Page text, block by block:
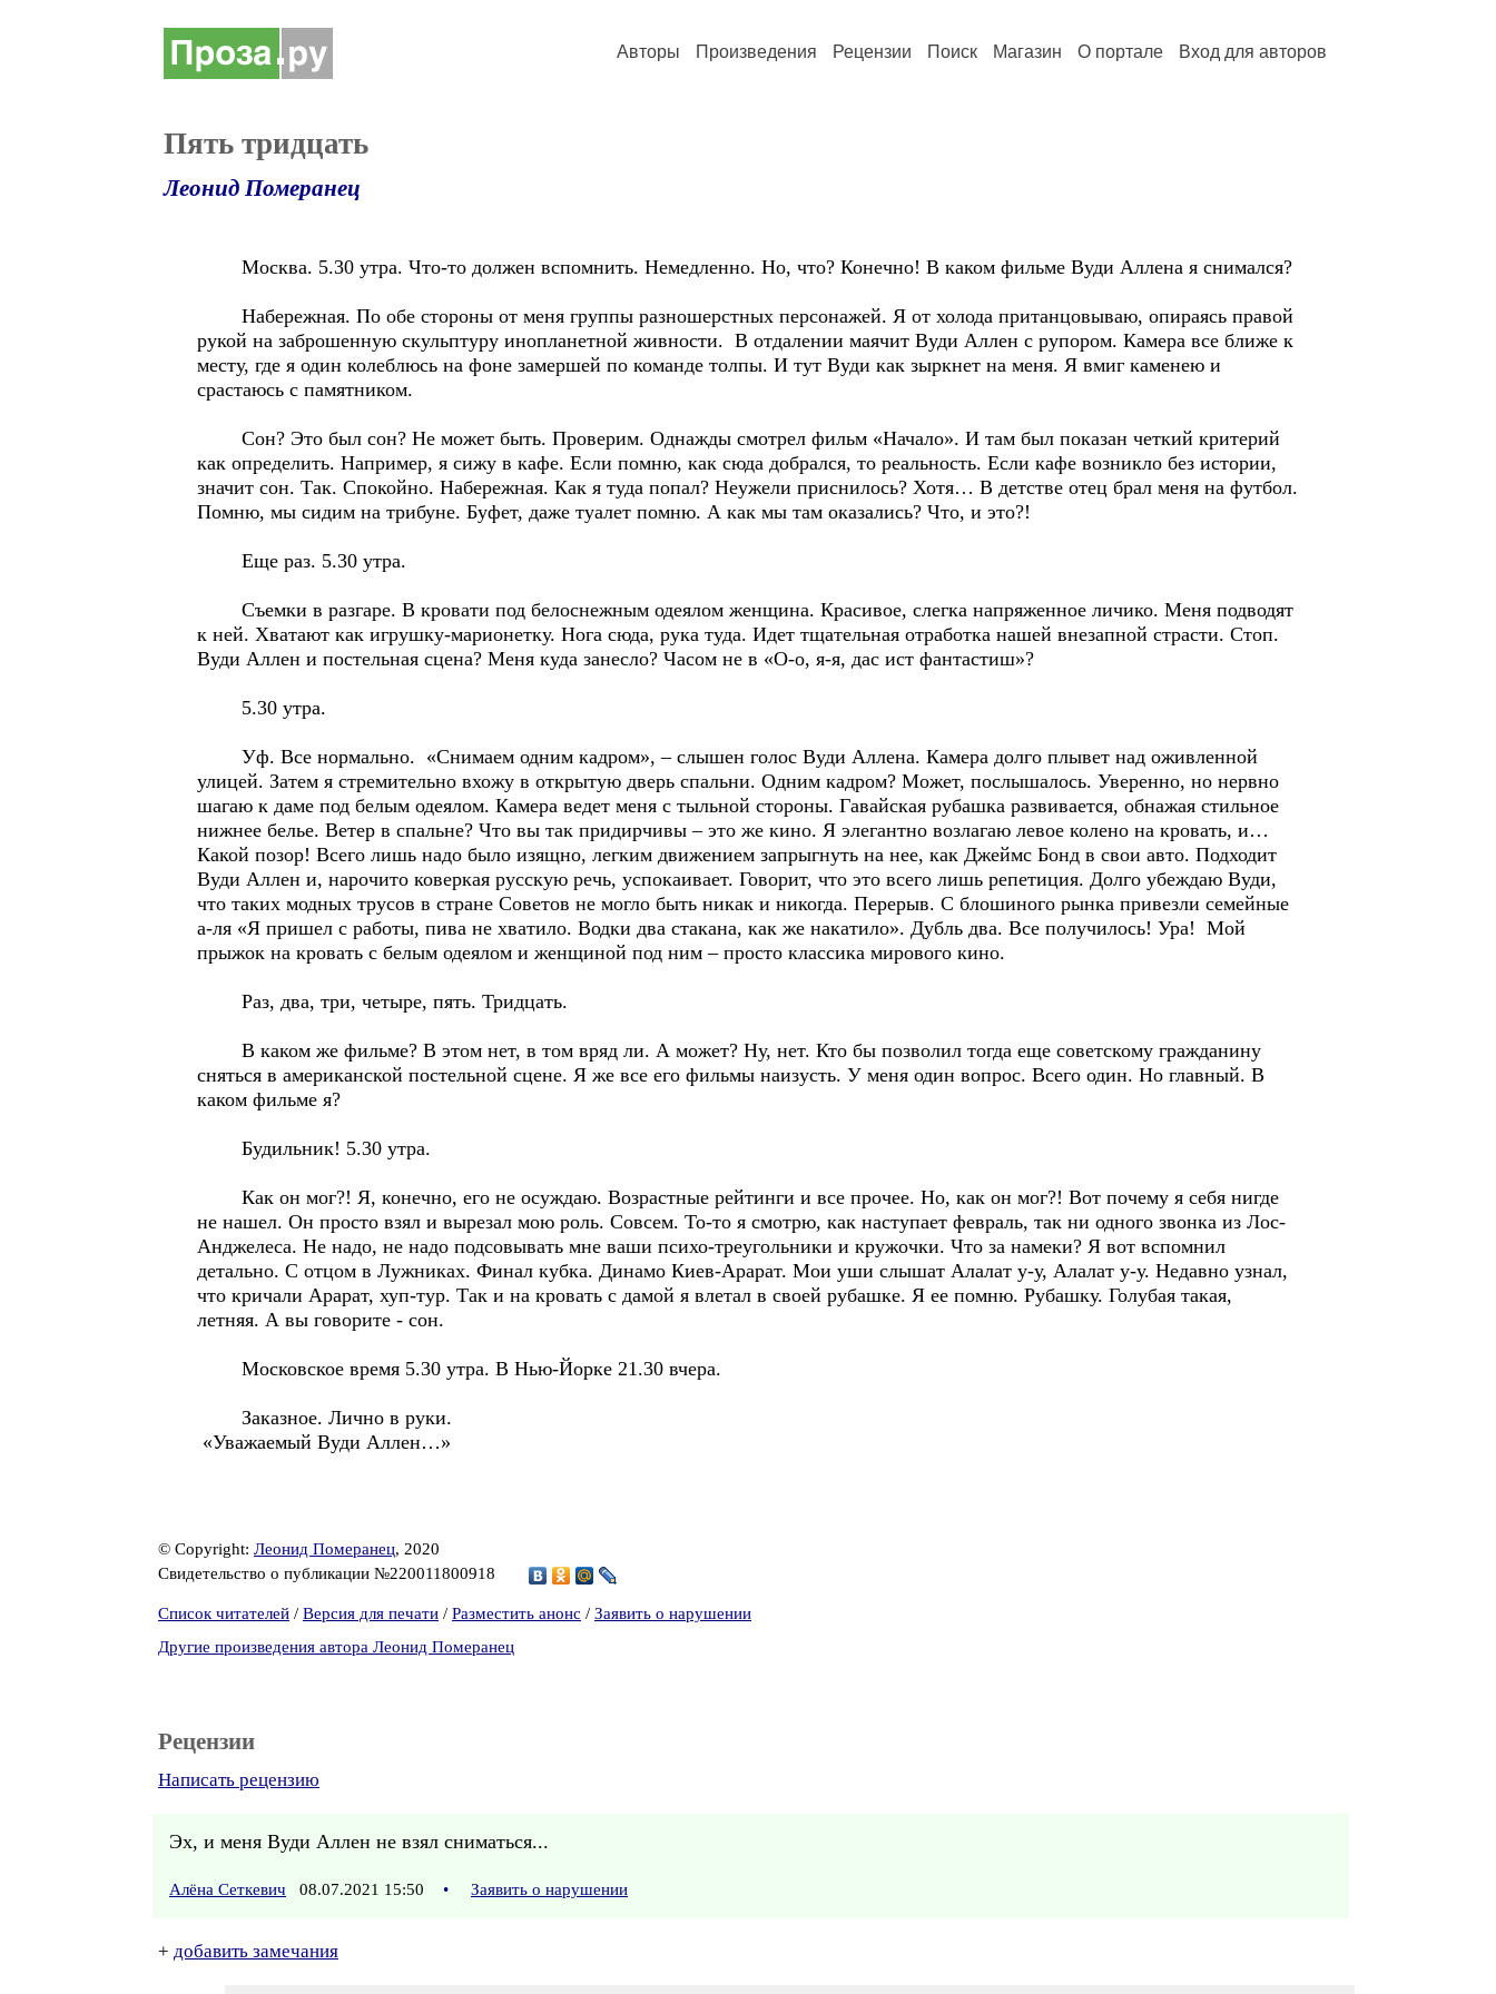
Авторы Произведения Рецензии Поиск Магазин О портале Вход для авторов
Пять тридцать
Леонид Померанец
Москва. 5.30 утра. Что-то должен вспомнить. Немедленно. Но, что? Конечно! В каком фильме Вуди Аллена я снимался?
Набережная. По обе стороны от меня группы разношерстных персонажей. Я от холода пританцовываю, опираясь правой
рукой на заброшенную скульптуру инопланетной живности. В отдалении маячит Вуди Аллен с рупором. Камера все ближе к
месту, где я один колеблюсь на фоне замершей по команде толпы. И тут Вуди как зыркнет на меня. Я вмиг каменею и
срастаюсь с памятником.
Сон? Это был сон? Не может быть. Проверим. Однажды смотрел фильм «Начало». И там был показан четкий критерий
как определить. Например, я сижу в кафе. Если помню, как сюда добрался, то реальность. Если кафе возникло без истории,
значит сон. Так. Спокойно. Набережная. Как я туда попал? Неужели приснилось? Хотя… В детстве отец брал меня на футбол.
Помню, мы сидим на трибуне. Буфет, даже туалет помню. А как мы там оказались? Что, и это?!
Еще раз. 5.30 утра.
Съемки в разгаре. В кровати под белоснежным одеялом женщина. Красивое, слегка напряженное личико. Меня подводят
к ней. Хватают как игрушку-марионетку. Нога сюда, рука туда. Идет тщательная отработка нашей внезапной страсти. Стоп.
Вуди Аллен и постельная сцена? Меня куда занесло? Часом не в «О-о, я-я, дас ист фантастиш»?
5.30 утра.
Уф. Все нормально. «Снимаем одним кадром», – слышен голос Вуди Аллена. Камера долго плывет над оживленной
улицей. Затем я стремительно вхожу в открытую дверь спальни. Одним кадром? Может, послышалось. Уверенно, но нервно
шагаю к даме под белым одеялом. Камера ведет меня с тыльной стороны. Гавайская рубашка развивается, обнажая стильное
нижнее белье. Ветер в спальне? Что вы так придирчивы – это же кино. Я элегантно возлагаю левое колено на кровать, и…
Какой позор! Всего лишь надо было изящно, легким движением запрыгнуть на нее, как Джеймс Бонд в свои авто. Подходит
Вуди Аллен и, нарочито коверкая русскую речь, успокаивает. Говорит, что это всего лишь репетиция. Долго убеждаю Вуди,
что таких модных трусов в стране Советов не могло быть никак и никогда. Перерыв. С блошиного рынка привезли семейные
а-ля «Я пришел с работы, пива не хватило. Водки два стакана, как же накатило». Дубль два. Все получилось! Ура! Мой
прыжок на кровать с белым одеялом и женщиной под ним – просто классика мирового кино.
Раз, два, три, четыре, пять. Тридцать.
В каком же фильме? В этом нет, в том вряд ли. А может? Ну, нет. Кто бы позволил тогда еще советскому гражданину
сняться в американской постельной сцене. Я же все его фильмы наизусть. У меня один вопрос. Всего один. Но главный. В
каком фильме я?
Будильник! 5.30 утра.
Как он мог?! Я, конечно, его не осуждаю. Возрастные рейтинги и все прочее. Но, как он мог?! Вот почему я себя нигде
не нашел. Он просто взял и вырезал мою роль. Совсем. То-то я смотрю, как наступает февраль, так ни одного звонка из Лос-
Анджелеса. Не надо, не надо подсовывать мне ваши психо-треугольники и кружочки. Что за намеки? Я вот вспомнил
детально. С отцом в Лужниках. Финал кубка. Динамо Киев-Арарат. Мои уши слышат Алалат у-у, Алалат у-у. Недавно узнал,
что кричали Арарат, хуп-тур. Так и на кровать с дамой я влетал в своей рубашке. Я ее помню. Рубашку. Голубая такая,
летняя. А вы говорите - сон.
Московское время 5.30 утра. В Нью-Йорке 21.30 вчера.
Заказное. Лично в руки.
«Уважаемый Вуди Аллен…»
© Copyright: Леонид Померанец, 2020
Свидетельство о публикации №220011800918
Список читателей / Версия для печати / Разместить анонс / Заявить о нарушении
Другие произведения автора Леонид Померанец
Рецензии
Написать рецензию
Эх, и меня Вуди Аллен не взял сниматься...
Алёна Сеткевич 08.07.2021 15:50 • Заявить о нарушении
+ добавить замечания